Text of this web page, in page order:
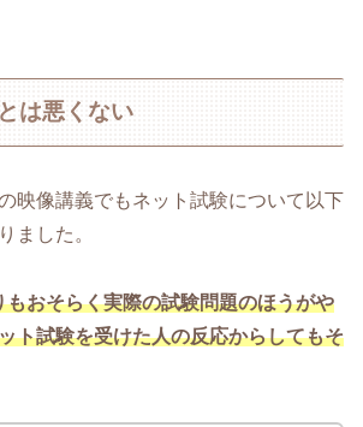
は悪くない
映像講義でもネット試験について以下
ました。
もおそらく実際の試験問題のほうがや
ト試験を受けた人の反応からしてもそ